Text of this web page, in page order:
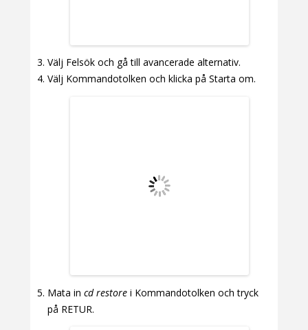
Välj Felsök och gå till avancerade alternativ.
Välj Kommandotolken och klicka på Starta om.
Mata in cd restore i Kommandotolken och tryck
på RETUR.